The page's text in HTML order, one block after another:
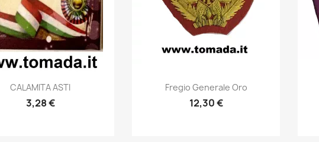
Anteprima
CALAMITA ASTI
3,28 €
Anteprima
Fregio Generale Oro
12,30 €